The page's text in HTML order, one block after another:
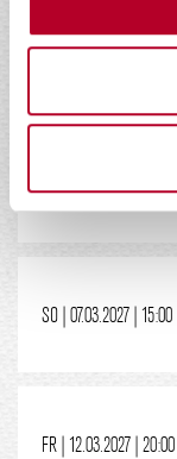
MI | 17.02.2027 | 20:00
FR | 05.03.2027 | 20:00
SO | 07.03.2027 | 15:00
FR | 12.03.2027 | 20:00